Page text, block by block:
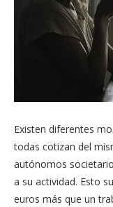
Existen diferentes
todas cotizan del
autónomos
a su actividad. Esto
euros más que un